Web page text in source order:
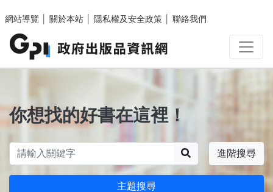
網站導覽
關於本站 隱私權及安全政策 聯絡我們
你想找的好書在這裡！
進階搜尋
主題搜尋